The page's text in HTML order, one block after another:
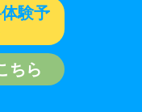
験予
ちら